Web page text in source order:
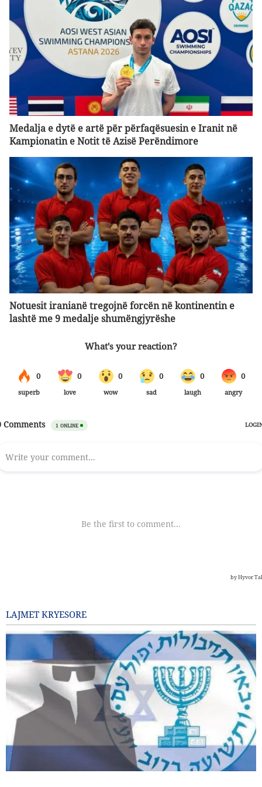
Medalja e dytë e artë për përfaqësuesin e Iranit në
Kampionatin e Notit të Azisë Perëndimore
Notuesit iranianë tregojnë forcën në kontinentin e
lashtë me 9 medalje shumëngjyrëshe
LAJMET KRYESORE